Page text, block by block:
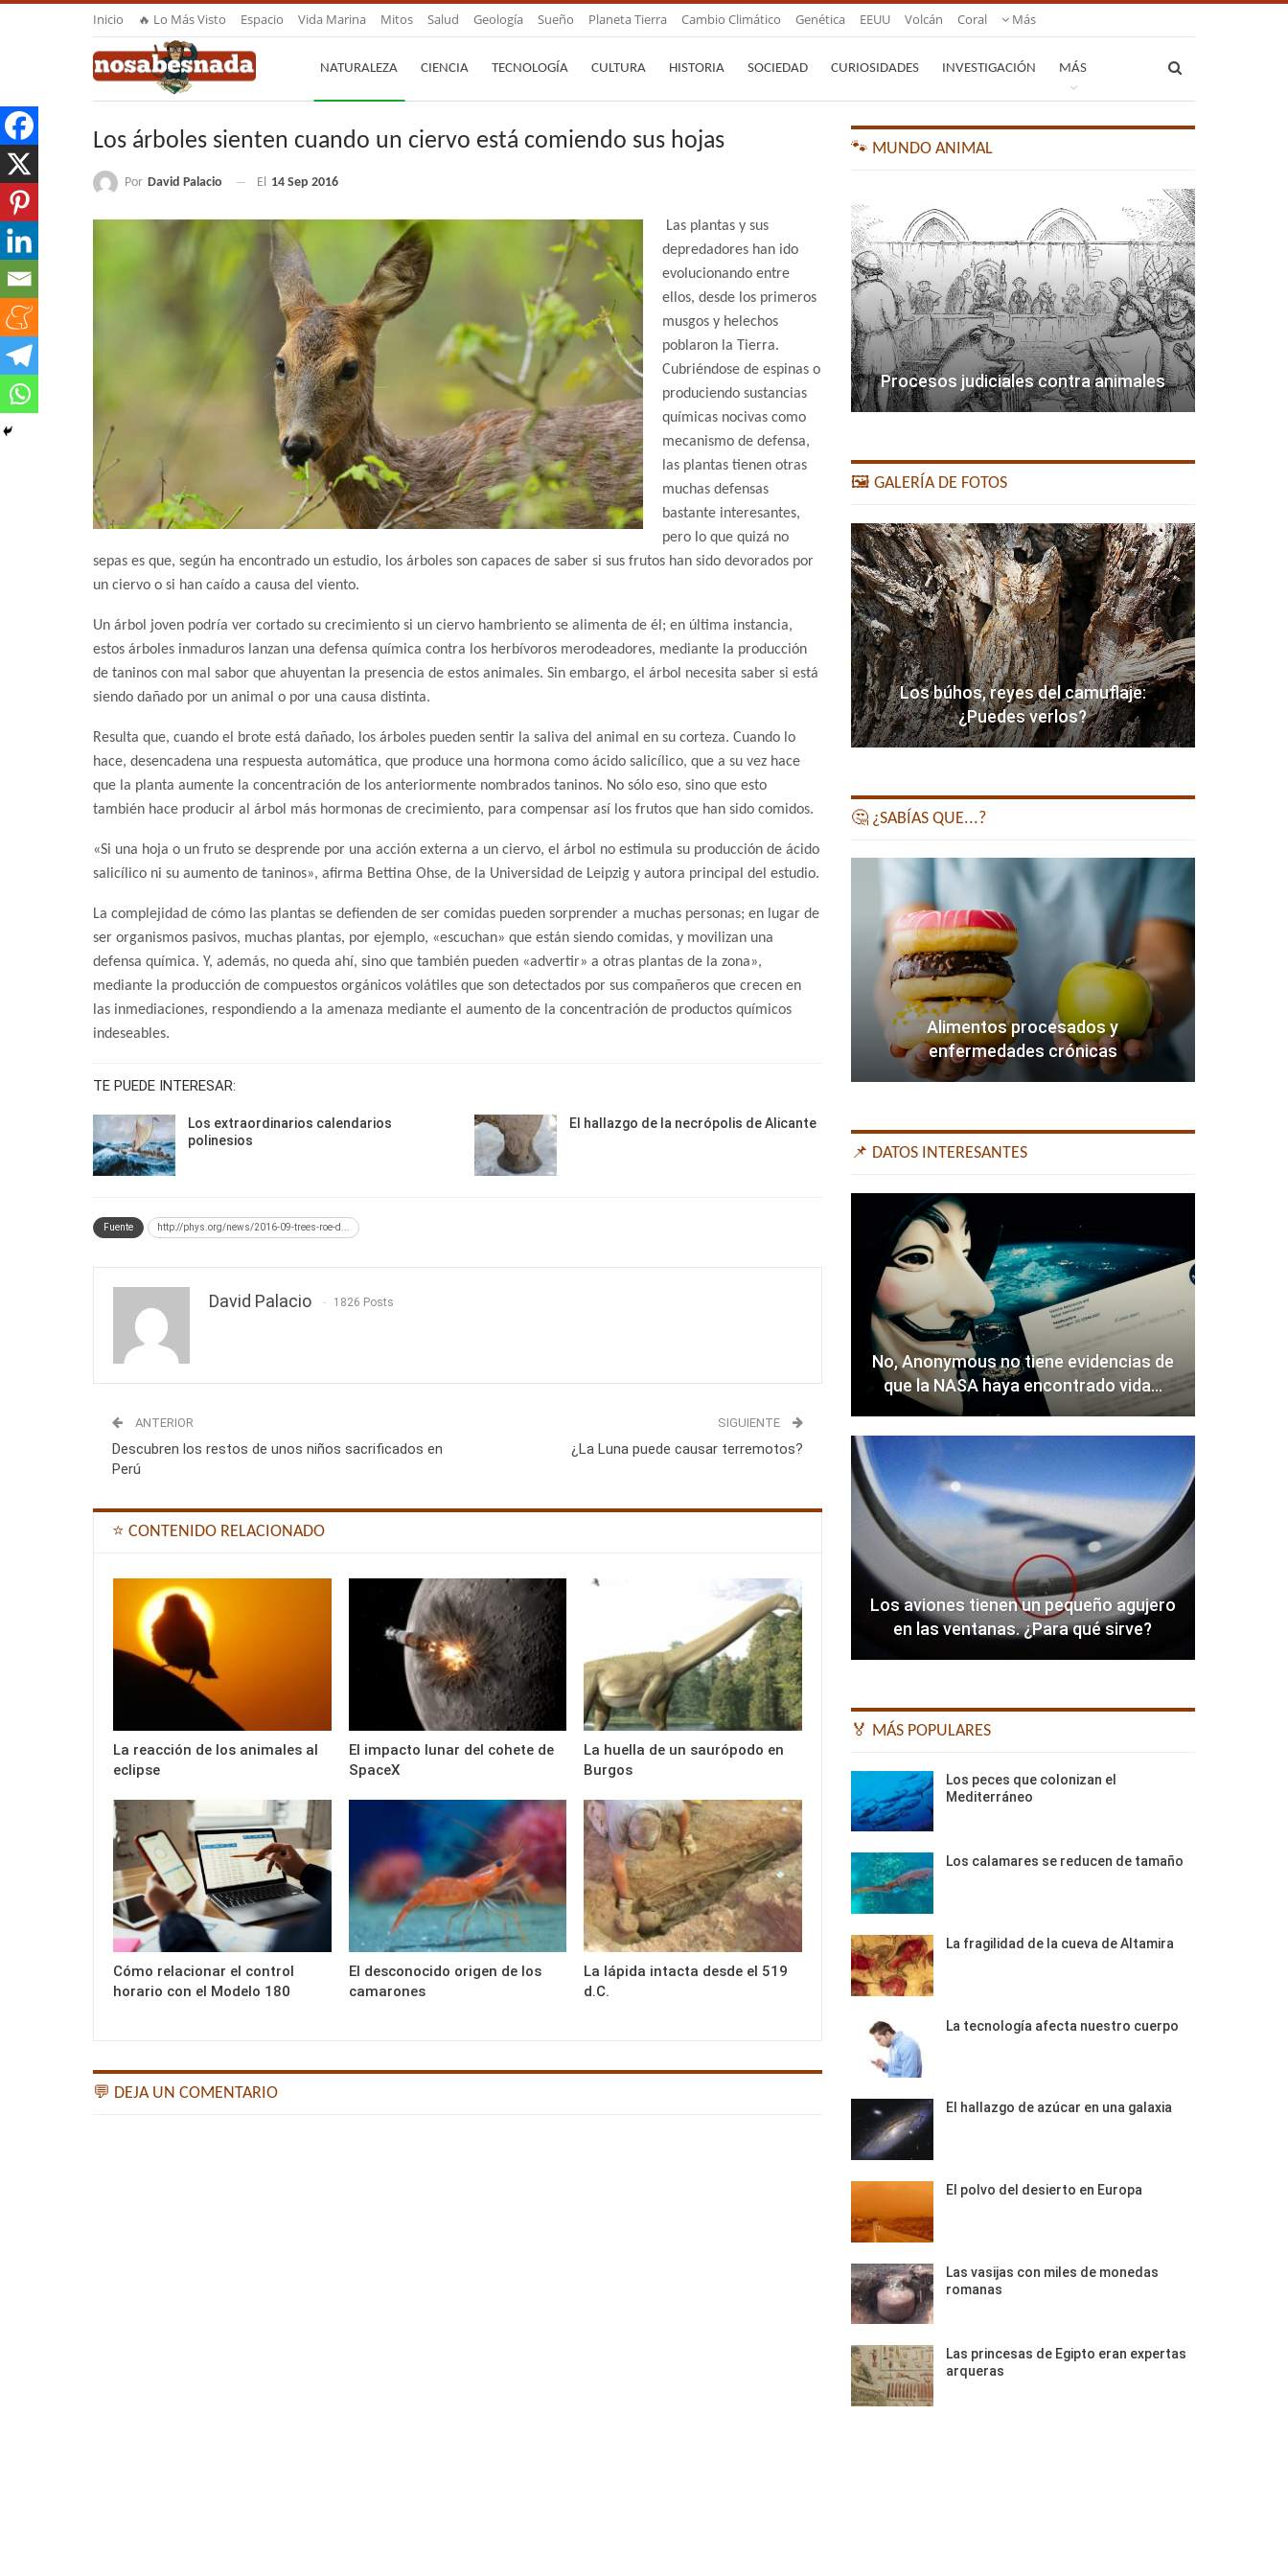
Inicio 🔥 Lo Más Visto Espacio Vida Marina Mitos Salud Geología Sueño Planeta Tierra Cambio Climático Genética EEUU Volcán Coral Más
NATURALEZA CIENCIA TECNOLOGÍA CULTURA HISTORIA SOCIEDAD CURIOSIDADES INVESTIGACIÓN MÁS
Los árboles sienten cuando un ciervo está comiendo sus hojas
Por David Palacio El 14 Sep 2016
Las plantas y sus
depredadores han ido
evolucionando entre
ellos, desde los primeros
musgos y helechos
poblaron la Tierra.
Cubriéndose de espinas o
produciendo sustancias
químicas nocivas como
mecanismo de defensa,
las plantas tienen otras
muchas defensas
bastante interesantes,
pero lo que quizá no
sepas es que, según ha encontrado un estudio, los árboles son capaces de saber si sus frutos han sido devorados por
un ciervo o si han caído a causa del viento.
Un árbol joven podría ver cortado su crecimiento si un ciervo hambriento se alimenta de él; en última instancia,
estos árboles inmaduros lanzan una defensa química contra los herbívoros merodeadores, mediante la producción
de taninos con mal sabor que ahuyentan la presencia de estos animales. Sin embargo, el árbol necesita saber si está
siendo dañado por un animal o por una causa distinta.
Resulta que, cuando el brote está dañado, los árboles pueden sentir la saliva del animal en su corteza. Cuando lo
hace, desencadena una respuesta automática, que produce una hormona como ácido salicílico, que a su vez hace
que la planta aumente la concentración de los anteriormente nombrados taninos. No sólo eso, sino que esto
también hace producir al árbol más hormonas de crecimiento, para compensar así los frutos que han sido comidos.
«Si una hoja o un fruto se desprende por una acción externa a un ciervo, el árbol no estimula su producción de ácido
salicílico ni su aumento de taninos», afirma Bettina Ohse, de la Universidad de Leipzig y autora principal del estudio.
La complejidad de cómo las plantas se defienden de ser comidas pueden sorprender a muchas personas; en lugar de
ser organismos pasivos, muchas plantas, por ejemplo, «escuchan» que están siendo comidas, y movilizan una
defensa química. Y, además, no queda ahí, sino que también pueden «advertir» a otras plantas de la zona»,
mediante la producción de compuestos orgánicos volátiles que son detectados por sus compañeros que crecen en
las inmediaciones, respondiendo a la amenaza mediante el aumento de la concentración de productos químicos
indeseables.
TE PUEDE INTERESAR:
Los extraordinarios calendarios
polinesios
El hallazgo de la necrópolis de Alicante
Fuente http://phys.org/news/2016-09-trees-roe-d...
David Palacio 1826 Posts
ANTERIOR
Descubren los restos de unos niños sacrificados en
Perú
SIGUIENTE
¿La Luna puede causar terremotos?
⭐ CONTENIDO RELACIONADO
La reacción de los animales al
eclipse
El impacto lunar del cohete de
SpaceX
La huella de un saurópodo en
Burgos
Cómo relacionar el control
horario con el Modelo 180
El desconocido origen de los
camarones
La lápida intacta desde el 519
d.C.
💬 DEJA UN COMENTARIO
🐾 MUNDO ANIMAL
Procesos judiciales contra animales
🖼️ GALERÍA DE FOTOS
Los búhos, reyes del camuflaje:
¿Puedes verlos?
🤔 ¿SABÍAS QUE...?
Alimentos procesados y
enfermedades crónicas
📌 DATOS INTERESANTES
No, Anonymous no tiene evidencias de
que la NASA haya encontrado vida…
Los aviones tienen un pequeño agujero
en las ventanas. ¿Para qué sirve?
🏅 MÁS POPULARES
Los peces que colonizan el
Mediterráneo
Los calamares se reducen de tamaño
La fragilidad de la cueva de Altamira
La tecnología afecta nuestro cuerpo
El hallazgo de azúcar en una galaxia
El polvo del desierto en Europa
Las vasijas con miles de monedas
romanas
Las princesas de Egipto eran expertas
arqueras